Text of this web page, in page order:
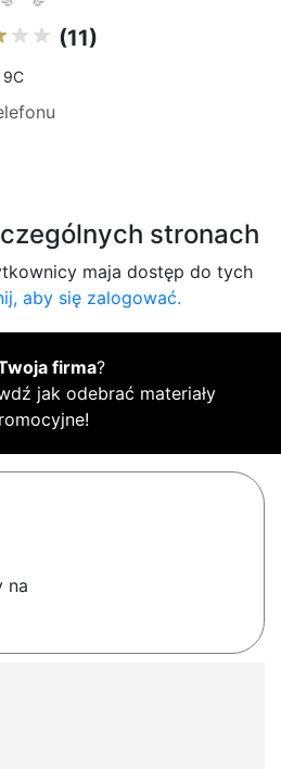
(11)
9C
stronach
maja dostęp do tych
aby się zalogować.
firma?
jak odebrać materiały
na